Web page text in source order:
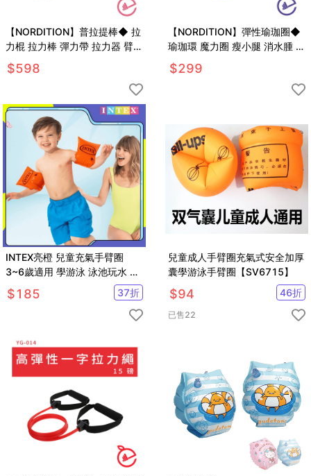
【NORDITION】普拉提棒◆ 拉
力棍 拉力棒 彈力帶 拉力器 臂力
器 健身棒 訓練棒 深蹲 有氧健身
居家運動
$598
【NORDITION】彈性瑜珈圈◆
瑜珈環 魔力圈 瘦小腿 消水腫 筋
膜 按摩棒 懶人健肌器 韓國爆款
伸展 健身 拉筋
$299
INTEX亮橙 兒童充氣手臂圈
3~6歲適用 學游泳 泳池玩水 水
上玩具【SV61147】
$185 37折
兒童成人手臂圈充氣式安全加厚
囊學游泳手臂圈【SV6715】
$94 46折
已售22